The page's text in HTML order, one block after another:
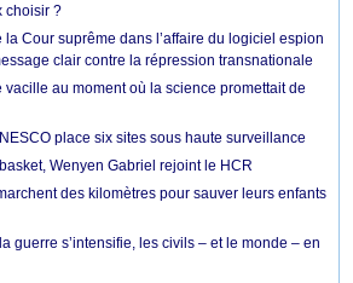
choisir ?
la Cour suprême dans l’affaire du logiciel espion
clair contre la répression transnationale
au moment où la science promettait de
place six sites sous haute surveillance
Wenyen Gabriel rejoint le HCR
des kilomètres pour sauver leurs enfants
guerre s’intensifie, les civils – et le monde – en